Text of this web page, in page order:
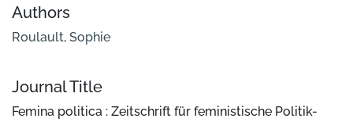
Authors
Roulault, Sophie
Journal Title
Femina politica : Zeitschrift für feministische Politik-